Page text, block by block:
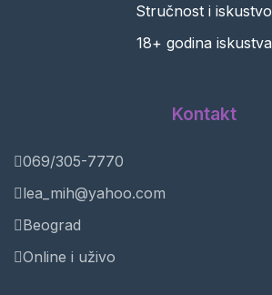
Stručnost i iskustvo
18+ godina iskustva
Kontakt
069/305-7770
lea_mih@yahoo.com
Beograd
Online i uživo